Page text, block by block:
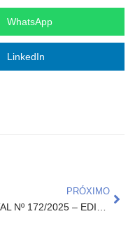
WhatsApp
LinkedIn
PRÓXIMO
EDITAL Nº 172/2025 – EDITAL DE PROCESSO SELETIVO SIMPLIFICADO PARA CONTRATAÇÃO DE BOLSISTAS – “Projeto 350 – Alimentação Escolar Nota 10: Formação e Valorização de Merendeiras e Nutricionistas”